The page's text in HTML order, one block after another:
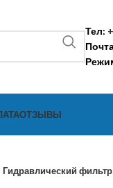
Тел:
ОТЗЫВЫ
Гидравлический